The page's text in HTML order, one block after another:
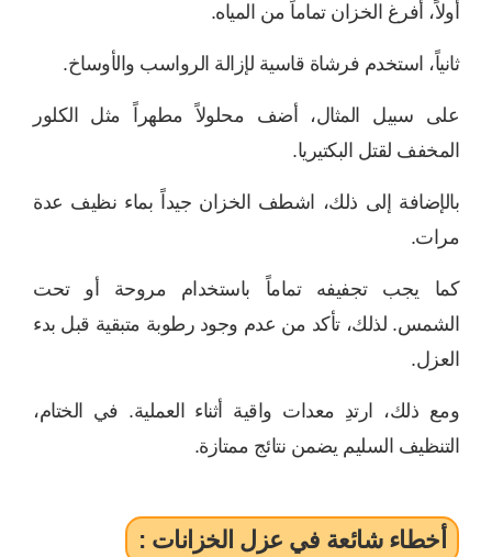
أولاً، أفرغ الخزان تماماً من المياه.
ثانياً، استخدم فرشاة قاسية لإزالة الرواسب والأوساخ.
على سبيل المثال، أضف محلولاً مطهراً مثل الكلور
المخفف لقتل البكتيريا.
بالإضافة إلى ذلك، اشطف الخزان جيداً بماء نظيف عدة
مرات.
كما يجب تجفيفه تماماً باستخدام مروحة أو تحت
الشمس. لذلك، تأكد من عدم وجود رطوبة متبقية قبل بدء
العزل.
ومع ذلك، ارتدِ معدات واقية أثناء العملية. في الختام،
التنظيف السليم يضمن نتائج ممتازة.
أخطاء شائعة في عزل الخزانات :